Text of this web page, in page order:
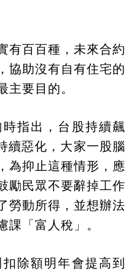
有百百種，未來合約
協助沒有自有住宅的
主要目的。
指出，台股持續飆
續惡化，大家一股腦
為抑止這種情形，應
勵民眾不要辭掉工作
勞動所得，並想辦法
課「富人稅」。
除額明年會提高到